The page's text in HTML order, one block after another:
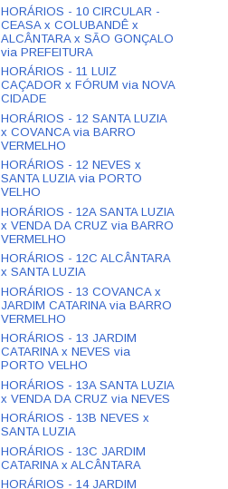
HORÁRIOS - 10 CIRCULAR -
CEASA x COLUBANDÊ x
ALCÂNTARA x SÃO GONÇALO
via PREFEITURA
HORÁRIOS - 11 LUIZ
CAÇADOR x FÓRUM via NOVA
CIDADE
HORÁRIOS - 12 SANTA LUZIA
x COVANCA via BARRO
VERMELHO
HORÁRIOS - 12 NEVES x
SANTA LUZIA via PORTO
VELHO
HORÁRIOS - 12A SANTA LUZIA
x VENDA DA CRUZ via BARRO
VERMELHO
HORÁRIOS - 12C ALCÂNTARA
x SANTA LUZIA
HORÁRIOS - 13 COVANCA x
JARDIM CATARINA via BARRO
VERMELHO
HORÁRIOS - 13 JARDIM
CATARINA x NEVES via
PORTO VELHO
HORÁRIOS - 13A SANTA LUZIA
x VENDA DA CRUZ via NEVES
HORÁRIOS - 13B NEVES x
SANTA LUZIA
HORÁRIOS - 13C JARDIM
CATARINA x ALCÂNTARA
HORÁRIOS - 14 JARDIM